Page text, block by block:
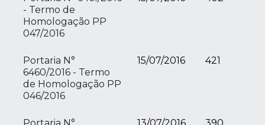
- Termo de
Homologação PP
047/2016
Portaria N°
6460/2016 - Termo
de Homologação PP
046/2016
15/07/2016 421
Portaria N°
13/07/2016 390